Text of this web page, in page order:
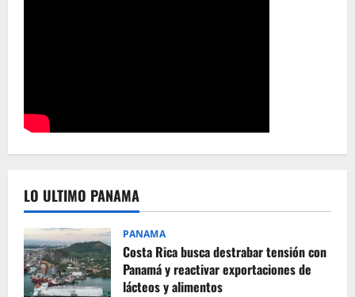
LO ULTIMO PANAMA
PANAMA
Costa Rica busca destrabar tensión con
Panamá y reactivar exportaciones de
lácteos y alimentos